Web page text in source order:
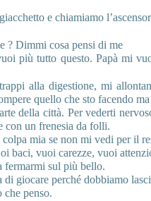
e chiamiamo
? Dimmi cosa pensi di me
più tutto questo. Papà mi
alla digestione, mi
quello che sto facendo ma
della città. Per vederti
con un frenesia da folli.
colpa mia se non mi vedi per il
baci, vuoi carezze, vuoi
fermarmi sul più bello.
giocare perché dobbiamo
che penso.